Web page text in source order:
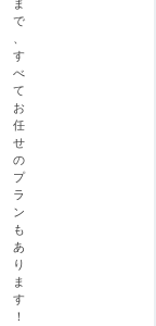
で
、
す
べ
て
お
任
せ
の
プ
ラ
ン
も
あ
り
ま
す
！